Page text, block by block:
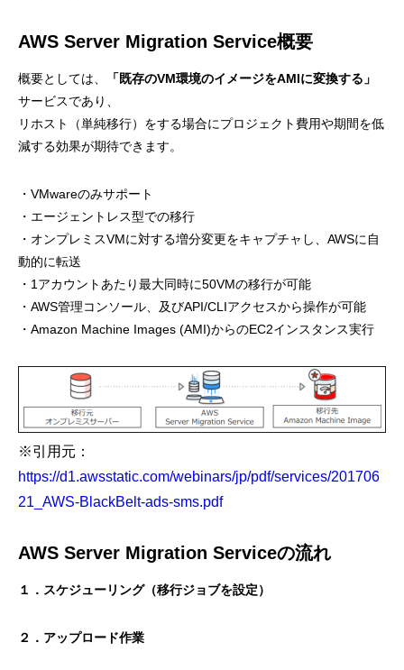
AWS Server Migration Service概要
概要としては、
「既存のVM環境のイメージをAMIに変換する」
サービスであり、
リホスト（単純移行）をする場合にプロジェクト費用や期間を低
減する効果が期待できます。
・VMwareのみサポート
・エージェントレス型での移行
・オンプレミスVMに対する増分変更をキャプチャし、AWSに自
動的に転送
・1アカウントあたり最大同時に50VMの移行が可能
・AWS管理コンソール、及びAPI/CLIアクセスから操作が可能
・Amazon Machine Images (AMI)からのEC2インスタンス実行
※引用元：
https://d1.awsstatic.com/webinars/jp/pdf/services/201706
21_AWS-BlackBelt-ads-sms.pdf
AWS Server Migration Serviceの流れ
１．スケジューリング（移行ジョブを設定）
２．アップロード作業